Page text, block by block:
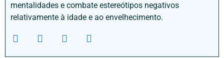
mentalidades e combate estereótipos negativos
relativamente à idade e ao envelhecimento.